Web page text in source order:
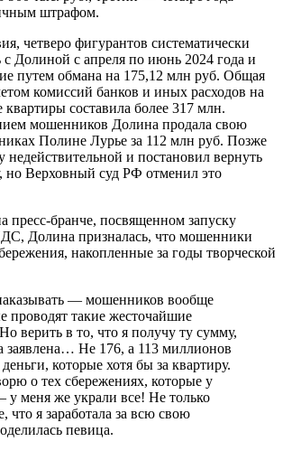
штрафом.
четверо фигурантов систематически
с Долиной с апреля по июнь 2024 года и
путем обмана на 175,12 млн руб. Общая
комиссий банков и иных расходов на
составила более 317 млн.
мошенников Долина продала свою
Полине Лурье за 112 млн руб. Позже
недействительной и постановил вернуть
но Верховный суд РФ отменил это
пресс-бранче, посвященном запуску
Долина призналась, что мошенники
накопленные за годы творческой
— мошенников вообще
проводят такие жесточайшие
верить в то, что я получу ту сумму,
заявлена… Не 176, а 113 миллионов
которые хотя бы за квартиру.
о тех сбережениях, которые у
меня же украли все! Не только
что я заработала за всю свою
певица.